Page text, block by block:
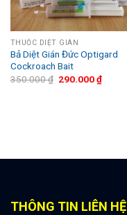
THUỐC DIỆT GIÁN
Bả Diệt Gián Đức Optigard
Cockroach Bait
350.000₫ 290.000₫
THÔNG TIN LIÊN HỆ